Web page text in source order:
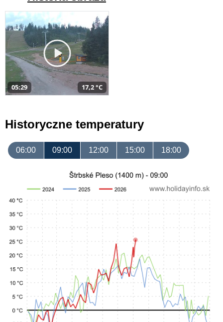
05:29 17,2 °C
Historyczne temperatury
06:00 09:00 12:00 15:00 18:00